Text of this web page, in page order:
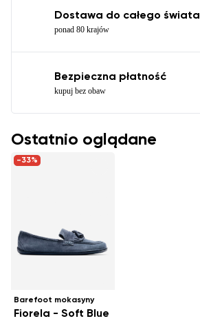
Dostawa do całego świata
ponad 80 krajów
Bezpieczna płatność
kupuj bez obaw
Ostatnio oglądane
-33%
Barefoot mokasyny
Fiorela - Soft Blue